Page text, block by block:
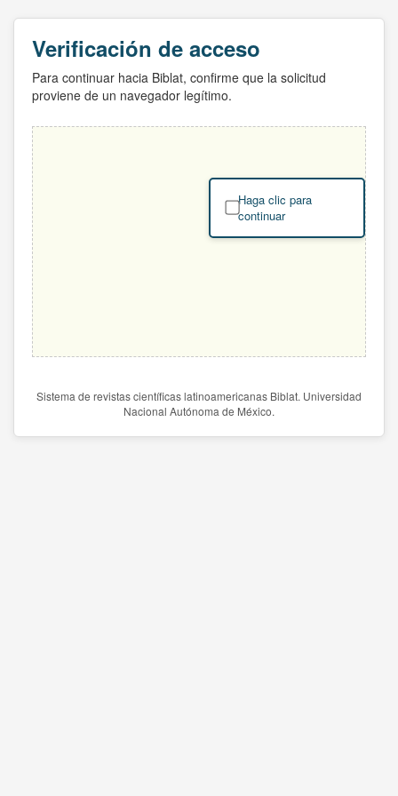
Verificación de acceso
Para continuar hacia Biblat, confirme que la solicitud
proviene de un navegador legítimo.
Haga clic para
continuar
Sistema de revistas científicas latinoamericanas Biblat. Universidad
Nacional Autónoma de México.